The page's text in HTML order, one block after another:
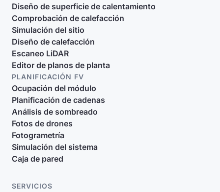
Diseño de superficie de calentamiento
Comprobación de calefacción
Simulación del sitio
Diseño de calefacción
Escaneo LiDAR
Editor de planos de planta
PLANIFICACIÓN FV
Ocupación del módulo
Planificación de cadenas
Análisis de sombreado
Fotos de drones
Fotogrametría
Simulación del sistema
Caja de pared
SERVICIOS